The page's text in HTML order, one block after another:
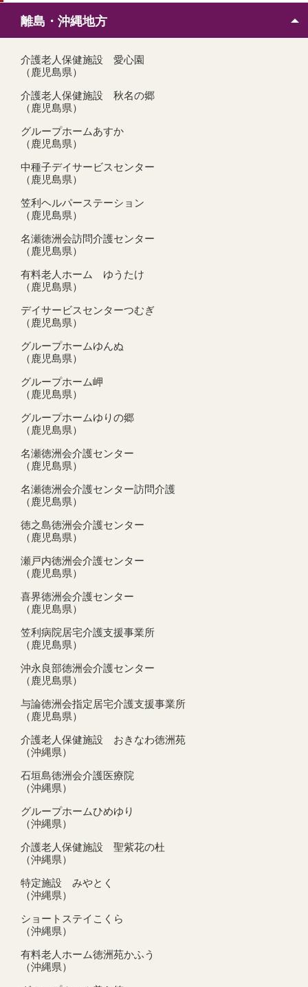
離島・沖縄地方
介護老人保健施設 愛心園
（鹿児島県）
介護老人保健施設 秋名の郷
（鹿児島県）
グループホームあすか
（鹿児島県）
中種子デイサービスセンター
（鹿児島県）
笠利ヘルパーステーション
（鹿児島県）
名瀬徳洲会訪問介護センター
（鹿児島県）
有料老人ホーム ゆうたけ
（鹿児島県）
デイサービスセンターつむぎ
（鹿児島県）
グループホームゆんぬ
（鹿児島県）
グループホーム岬
（鹿児島県）
グループホームゆりの郷
（鹿児島県）
名瀬徳洲会介護センター
（鹿児島県）
名瀬徳洲会介護センター訪問介護
（鹿児島県）
徳之島徳洲会介護センター
（鹿児島県）
瀬戸内徳洲会介護センター
（鹿児島県）
喜界徳洲会介護センター
（鹿児島県）
笠利病院居宅介護支援事業所
（鹿児島県）
沖永良部徳洲会介護センター
（鹿児島県）
与論徳洲会指定居宅介護支援事業所
（鹿児島県）
介護老人保健施設 おきなわ徳洲苑
（沖縄県）
石垣島徳洲会介護医療院
（沖縄県）
グループホームひめゆり
（沖縄県）
介護老人保健施設 聖紫花の杜
（沖縄県）
特定施設 みやとく
（沖縄県）
ショートステイこくら
（沖縄県）
有料老人ホーム徳洲苑かふう
（沖縄県）